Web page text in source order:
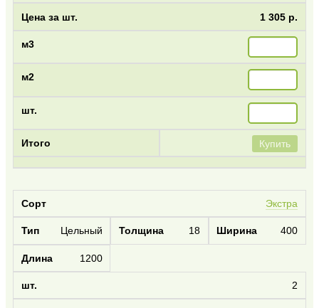
1 305 р.
Купить
Экстра
Цельный 18 400
1200
2